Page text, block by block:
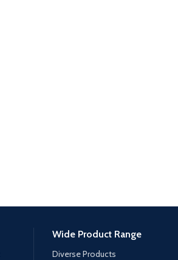
Wide Product Range
Diverse Products